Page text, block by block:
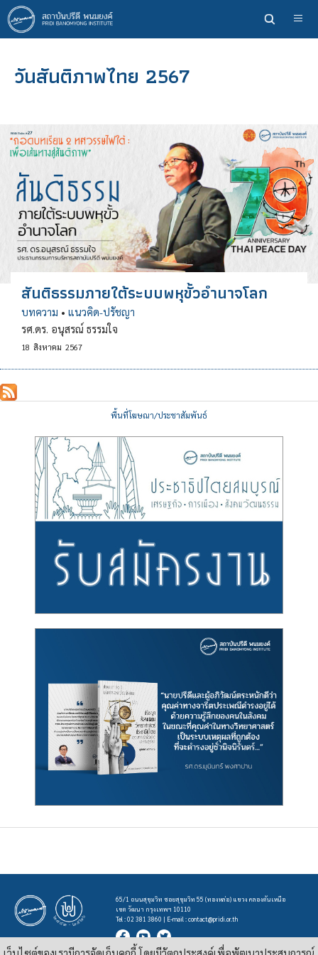
ข้าม
ไป
ยัง
หลักวันสันติภาพไทย 2567
สันติธรรมภายใต้ระบบพหุขั้วอำนาจโลก
บทความ • แนวคิด-ปรัชญา
รศ.ดร. อนุสรณ์ ธรรมใจ
18 สิงหาคม 2567
พื้นที่โฆษณา/ประชาสัมพันธ์
65/1 ถนนสุขุมวิท ซอยสุขุมวิท 55 (ทองหล่อ) แขวง คลองตันเหนือ
เขต วัฒนา กรุงเทพฯ 10110
Tel : 02 381 3860 | E-mail :contact@pridi.or.th